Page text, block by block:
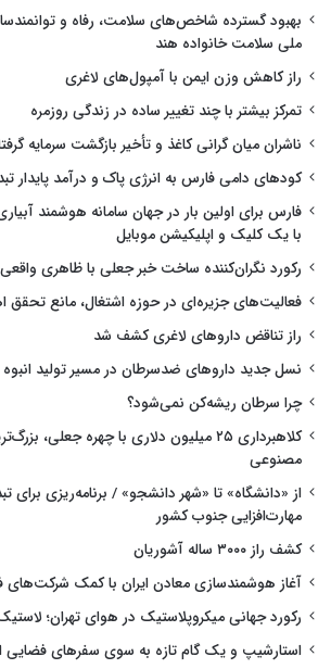
بهبود گسترده شاخص‌های سلامت، رفاه و
ملی سلامت خانواده هند
راز کاهش وزن ایمن با آمپول‌های لاغری
تمرکز بیشتر با چند تغییر ساده در زندگی روزمره
ناشران میان گرانی کاغذ و تأخیر بازگشت سرمایه
کودهای دامی فارس به انرژی پاک و درآمد پایدار
فارس برای اولین بار در جهان سامانه هوشمند
با یک کلیک و اپلیکیشن موبایل
رکورد نگران‌کننده ساخت خبر جعلی با ظاهری
فعالیت‌های جزیره‌ای در حوزه اشتغال، مانع
راز تناقض داروهای لاغری کشف شد
نسل جدید داروهای ضدسرطان در مسیر تولید انبوه
چرا سرطان ریشه‌کن نمی‌شود؟
کلاهبرداری ۲۵ میلیون دلاری با چهره
مصنوعی
از «دانشگاه» تا «شهر دانشجو» / برنامه‌ریزی
مهارت‌افزایی جنوب کشور
کشف راز ۳۰۰۰ ساله آشوریان
آغاز هوشمندسازی معادن ایران با کمک شرکت‌های
رکورد جهانی میکروپلاستیک در هوای تهران؛
استارشیپ و یک گام تازه به سوی سفرهای فضایی